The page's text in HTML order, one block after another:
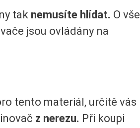
tak nemusíte hlídat. O vše
jsou ovládány na
tento materiál, určitě vás
z nerezu. Při koupi